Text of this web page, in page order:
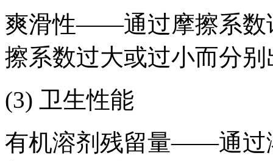
爽滑性——通过摩擦系数
擦系数过大或过小而分
(3) 卫生性能
有机溶剂残留量——通过